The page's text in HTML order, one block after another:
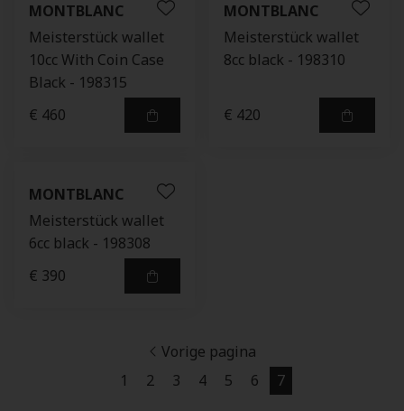
MONTBLANC
Meisterstück wallet
10cc With Coin Case
Black - 198315
€ 460
MONTBLANC
Meisterstück wallet
8cc black - 198310
€ 420
MONTBLANC
Meisterstück wallet
6cc black - 198308
€ 390
Vorige pagina
1
2 3 4 5 6 7